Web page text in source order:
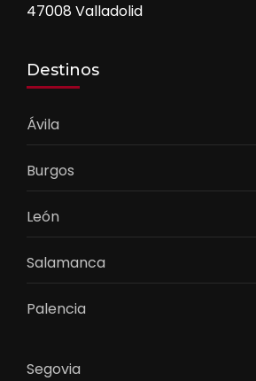
47008 Valladolid
Destinos
Ávila
Burgos
León
Salamanca
Palencia
Segovia